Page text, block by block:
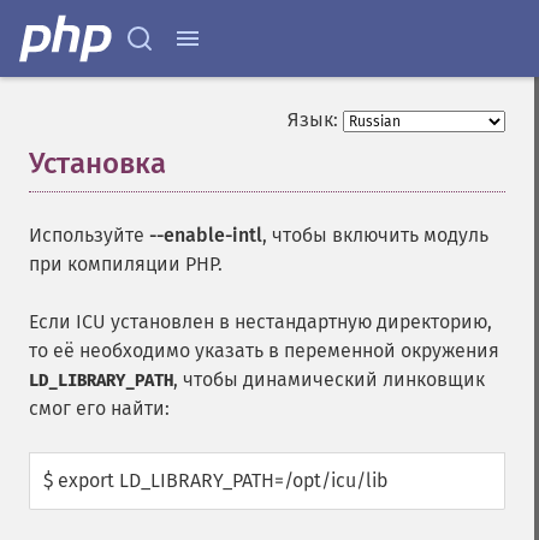
Язык:
Установка
Используйте --enable-intl, чтобы включить модуль
при компиляции PHP.
Если ICU установлен в нестандартную директорию,
то её необходимо указать в переменной окружения
LD_LIBRARY_PATH, чтобы динамический линковщик
смог его найти:
$ export LD_LIBRARY_PATH=/opt/icu/lib